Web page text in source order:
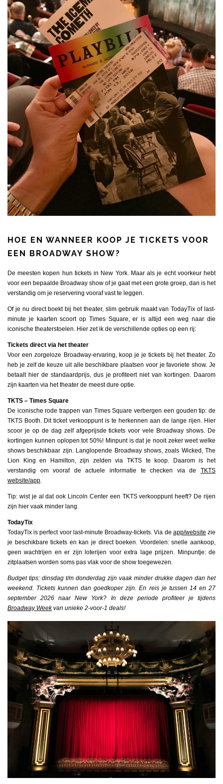
HOE EN WANNEER KOOP JE TICKETS VOOR
EEN BROADWAY SHOW?
De meesten kopen hun tickets in New York. Maar als je echt voorkeur hebt
voor een bepaalde Broadway show of je gaat met een grote groep, dan is het
verstandig om je reservering vooraf vast te leggen.
Of je nu direct boekt bij het theater, slim gebruik maakt van TodayTix of last-
minute je kaarten scoort op Times Square, er is altijd een weg naar die
iconische theaterstoelen. Hier zet ik de verschillende opties op een rij:
Tickets direct via het theater
Voor een zorgeloze Broadway-ervaring, koop je je tickets bij het theater. Zo
heb je zelf de keuze uit alle beschikbare plaatsen voor je favoriete show. Je
betaalt hier de standaardprijs, dus je profiteert niet van kortingen. Daarom
zijn kaarten via het theater de meest dure optie.
TKTS – Times Square
De iconische rode trappen van Times Square verbergen een gouden tip: de
TKTS Booth. Dit ticket verkooppunt is te herkennen aan de lange rijen. Hier
scoor je op de dag zelf afgeprijsde tickets voor vele Broadway shows. De
kortingen kunnen oplopen tot 50%! Minpunt is dat je nooit zeker weet welke
shows beschikbaar zijn. Langlopende Broadway shows, zoals Wicked, The
Lion King en Hamilton, zijn zelden via TKTS te koop. Daarom is het
verstandig om vooraf de actuele informatie te checken via de TKTS
website/app
Tip: wist je al dat ook Lincoln Center een TKTS verkooppunt heeft? De rijen
zijn hier vaak minder lang.
TodayTix
TodayTix is perfect voor last-minute Broadway-tickets. Via de app/website zie
je beschikbare tickets en kan je direct boeken. Voordelen: snelle aankoop,
geen wachtrijen en er zijn loterijen voor extra lage prijzen. Minpuntje: de
zitplaatsen worden soms pas vlak voor de show toegewezen.
Budget tips: dinsdag t/m donderdag zijn vaak minder drukke dagen dan het
weekend. Tickets kunnen dan goedkoper zijn. En reis je tussen 14 en 27
september 2026 naar New York? In deze periode profiteer je tijdens
Broadway Weekvan unieke 2-voor-1 deals!